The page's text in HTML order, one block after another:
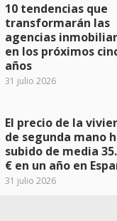
10 tendencias que
transformarán las
agencias
en los próximos
años
31 julio 2026
El precio de la
de segunda mano
subido de media
€ en un año en
31 julio 2026